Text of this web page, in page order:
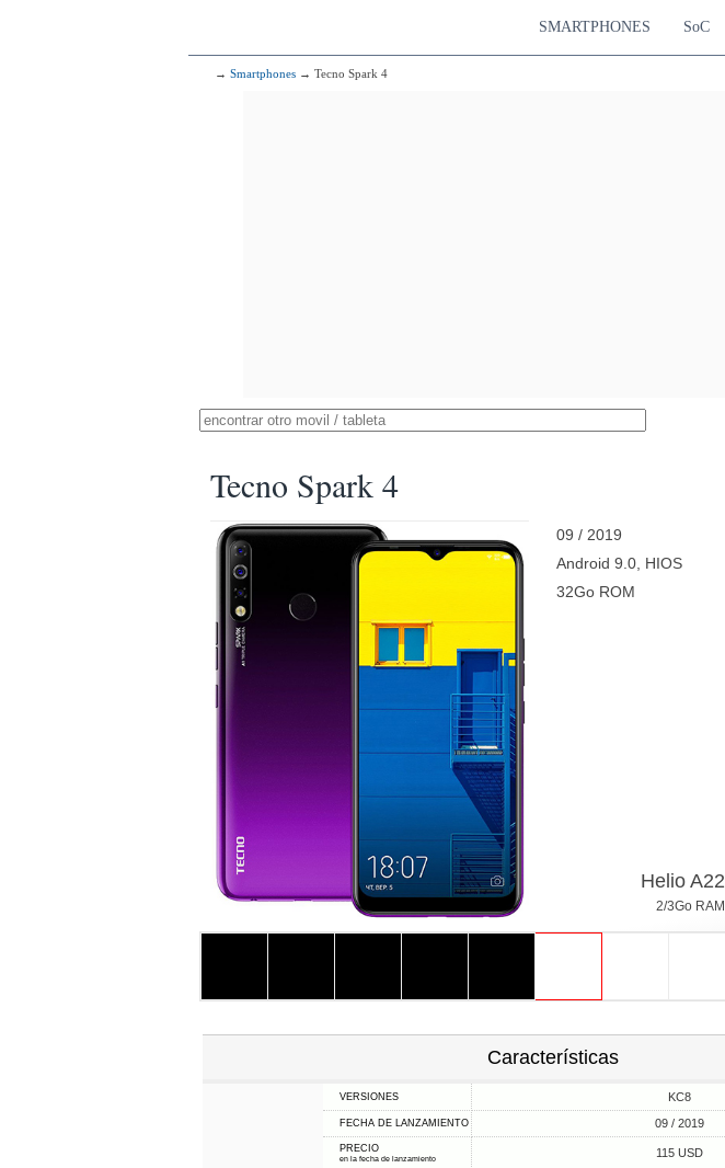
SMARTPHONES SoC
→ Smartphones → Tecno Spark 4
Tecno Spark 4
09 / 2019
Android 9.0, HIOS
32Go ROM
Helio A22
2/3Go RAM
Características
VERSIONES KC8
FECHA DE LANZAMIENTO 09 / 2019
PRECIO
en la fecha de lanzamiento 115 USD